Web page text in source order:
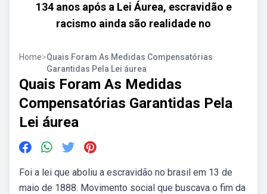
134 anos após a Lei Áurea, escravidão e
racismo ainda são realidade no
Home>Quais Foram As Medidas Compensatórias
Garantidas Pela Lei áurea
Quais Foram As Medidas
Compensatórias Garantidas Pela
Lei áurea
Foi a lei que aboliu a escravidão no brasil em 13 de
maio de 1888. Movimento social que buscava o fim da